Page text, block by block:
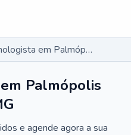
Pneumologista em Palmópolis - MG
Palmópolis
e agende agora a sua